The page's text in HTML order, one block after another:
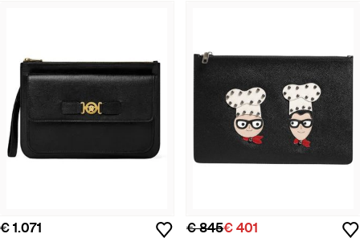
€ 1.071 € 845€ 401